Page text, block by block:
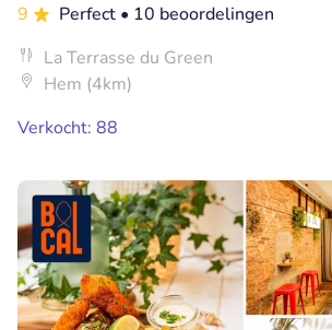
9 Perfect • 10 beoordelingen
La Terrasse du Green
Hem (4km)
Verkocht: 88